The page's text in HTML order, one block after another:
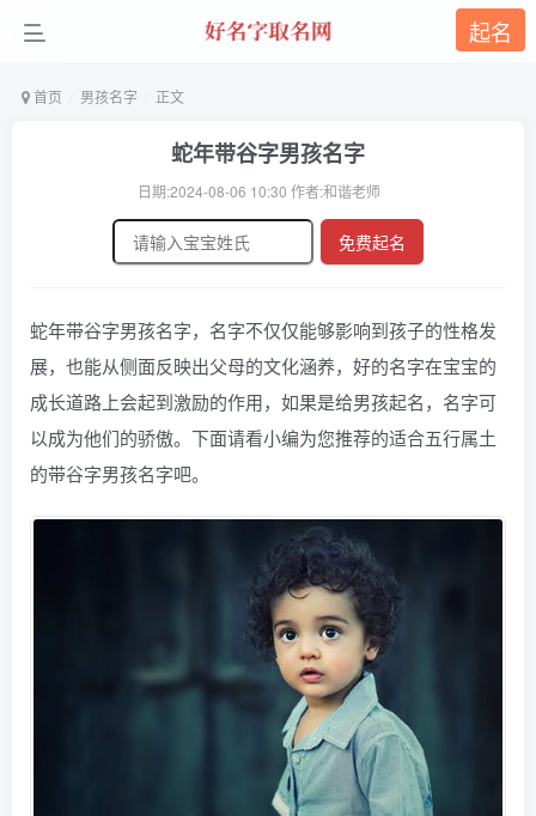
起名
首页 男孩名字 正文
蛇年带谷字男孩名字
日期:2024-08-06 10:30 作者:和谐老师
免费起名
蛇年带谷字男孩名字，名字不仅仅能够影响到孩子的性格发
展，也能从侧面反映出父母的文化涵养，好的名字在宝宝的
成长道路上会起到激励的作用，如果是给男孩起名，名字可
以成为他们的骄傲。下面请看小编为您推荐的适合五行属土
的带谷字男孩名字吧。